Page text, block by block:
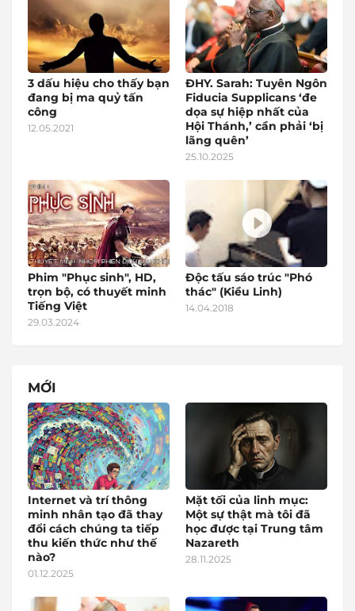
3 dấu hiệu cho thấy bạn
đang bị ma quỷ tấn
công
12.05.2021
ĐHY. Sarah: Tuyên Ngôn
Fiducia Supplicans ‘đe
dọa sự hiệp nhất của
Hội Thánh,’ cần phải ‘bị
lãng quên’
25.10.2025
Phim "Phục sinh", HD,
trọn bộ, có thuyết minh
Tiếng Việt
29.03.2024
Độc tấu sáo trúc "Phó
thác" (Kiều Linh)
14.04.2018
MỚI
Internet và trí thông
minh nhân tạo đã thay
đổi cách chúng ta tiếp
thu kiến thức như thế
nào?
01.12.2025
Mặt tối của linh mục:
Một sự thật mà tôi đã
học được tại Trung tâm
Nazareth
28.11.2025